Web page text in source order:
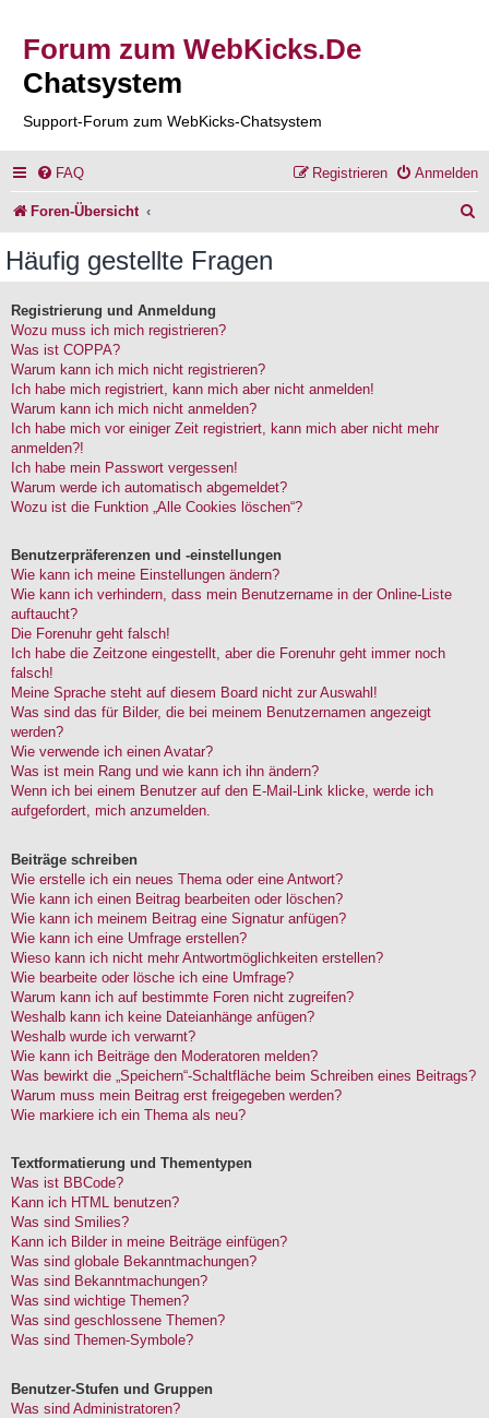
Forum zum WebKicks.De
Chatsystem
Support-Forum zum WebKicks-Chatsystem
FAQ Anmelden
Registrieren
Foren-Übersicht
Häufig gestellte Fragen
Registrierung und Anmeldung
Wozu muss ich mich registrieren?
Was ist COPPA?
Warum kann ich mich nicht registrieren?
Ich habe mich registriert, kann mich aber nicht anmelden!
Warum kann ich mich nicht anmelden?
Ich habe mich vor einiger Zeit registriert, kann mich aber nicht mehr
anmelden?!
Ich habe mein Passwort vergessen!
Warum werde ich automatisch abgemeldet?
Wozu ist die Funktion „Alle Cookies löschen“?
Benutzerpräferenzen und -einstellungen
Wie kann ich meine Einstellungen ändern?
Wie kann ich verhindern, dass mein Benutzername in der Online-Liste
auftaucht?
Die Forenuhr geht falsch!
Ich habe die Zeitzone eingestellt, aber die Forenuhr geht immer noch
falsch!
Meine Sprache steht auf diesem Board nicht zur Auswahl!
Was sind das für Bilder, die bei meinem Benutzernamen angezeigt
werden?
Wie verwende ich einen Avatar?
Was ist mein Rang und wie kann ich ihn ändern?
Wenn ich bei einem Benutzer auf den E-Mail-Link klicke, werde ich
aufgefordert, mich anzumelden.
Beiträge schreiben
Wie erstelle ich ein neues Thema oder eine Antwort?
Wie kann ich einen Beitrag bearbeiten oder löschen?
Wie kann ich meinem Beitrag eine Signatur anfügen?
Wie kann ich eine Umfrage erstellen?
Wieso kann ich nicht mehr Antwortmöglichkeiten erstellen?
Wie bearbeite oder lösche ich eine Umfrage?
Warum kann ich auf bestimmte Foren nicht zugreifen?
Weshalb kann ich keine Dateianhänge anfügen?
Weshalb wurde ich verwarnt?
Wie kann ich Beiträge den Moderatoren melden?
Was bewirkt die „Speichern“-Schaltfläche beim Schreiben eines Beitrags?
Warum muss mein Beitrag erst freigegeben werden?
Wie markiere ich ein Thema als neu?
Textformatierung und Thementypen
Was ist BBCode?
Kann ich HTML benutzen?
Was sind Smilies?
Kann ich Bilder in meine Beiträge einfügen?
Was sind globale Bekanntmachungen?
Was sind Bekanntmachungen?
Was sind wichtige Themen?
Was sind geschlossene Themen?
Was sind Themen-Symbole?
Benutzer-Stufen und Gruppen
Was sind Administratoren?